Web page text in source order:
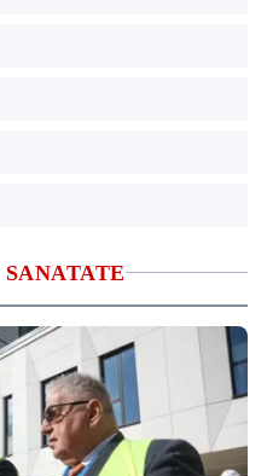
SANATATE